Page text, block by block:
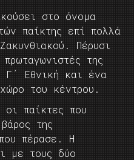
στο όνομα
παίκτης επί πολλά
Πέρυσι
της
Γ΄ Εθνική και ένα
του κέντρου.
παίκτες που
της
πέρασε. Η
με τους δύο